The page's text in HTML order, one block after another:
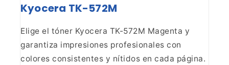
Kyocera TK-572M
Elige el tóner Kyocera TK-572M Magenta y
garantiza impresiones profesionales con
colores consistentes y nítidos en cada página.